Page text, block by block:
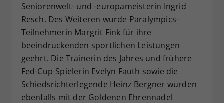
Seniorenwelt- und -europameisterin Ingrid
Resch. Des Weiteren wurde Paralympics-
Teilnehmerin Margrit Fink für ihre
beeindruckenden sportlichen Leistungen
geehrt. Die Trainerin des Jahres und frühere
Fed-Cup-Spielerin Evelyn Fauth sowie die
Schiedsrichterlegende Heinz Bergner wurden
ebenfalls mit der Goldenen Ehrennadel